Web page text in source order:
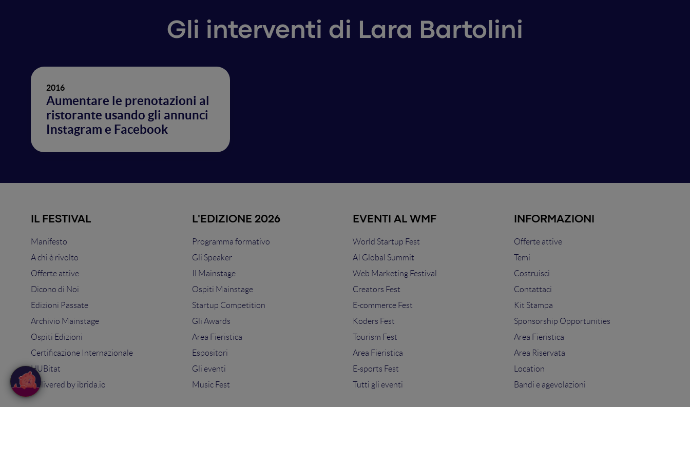
Gli interventi di Lara Bartolini
2016
Aumentare le prenotazioni al
ristorante usando gli annunci
Instagram e Facebook
IL FESTIVAL
Manifesto
A chi è rivolto
Offerte attive
Dicono di Noi
Edizioni Passate
Archivio Mainstage
Ospiti Edizioni
Certificazione Internazionale
HUBitat
Delivered by ibrida.io
L'EDIZIONE 2026
Programma formativo
Gli Speaker
Il Mainstage
Ospiti Mainstage
Startup Competition
Gli Awards
Area Fieristica
Espositori
Gli eventi
Music Fest
EVENTI AL WMF
World Startup Fest
AI Global Summit
Web Marketing Festival
Creators Fest
E-commerce Fest
Koders Fest
Tourism Fest
Area Fieristica
E-sports Fest
Tutti gli eventi
INFORMAZIONI
Offerte attive
Temi
Costruisci
Contattaci
Kit Stampa
Sponsorship Opportunities
Area Fieristica
Area Riservata
Location
Bandi e agevolazioni